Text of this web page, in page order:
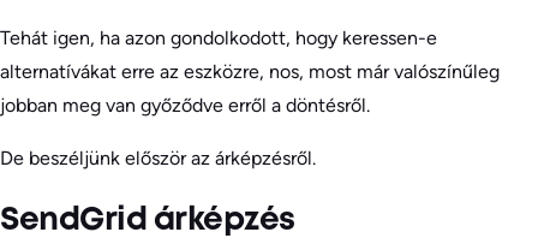
Tehát igen, ha azon gondolkodott, hogy keressen-e
alternatívákat erre az eszközre, nos, most már valószínűleg
jobban meg van győződve erről a döntésről.
De beszéljünk először az árképzésről.
SendGrid árképzés